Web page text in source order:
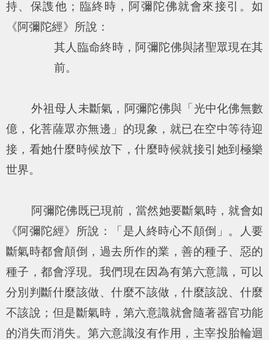
持、保謢他；臨終時，阿彌陀佛就會來接引。如
《阿彌陀經》所說：
其人臨命終時，阿彌陀佛與諸聖眾現在其
前。
外祖母人未斷氣，阿彌陀佛與「光中化佛無數
億，化菩薩眾亦無邊」的現象，就已在空中等待迎
接，看她什麼時候放下，什麼時候就接引她到極樂
世界。
阿彌陀佛既已現前，當然她要斷氣時，就會如
《阿彌陀經》所說：「 是人終時心不顛倒 」。人要
斷氣時都會顛倒，過去所作的業，善的種子、惡的
種子，都會浮現。我們現在因為有第六意識，可以
分別判斷什麼該做、什麼不該做，什麼該說、什麼
不該說；但是斷氣時，第六意識就會隨著器官功能
的消失而消失。第六意識沒有作用，主宰投胎輪迴